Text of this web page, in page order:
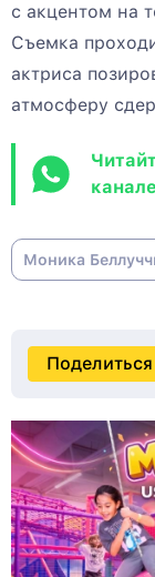
с акцентом на
Съемка
актриса
атмосферу
Моника
Поделиться